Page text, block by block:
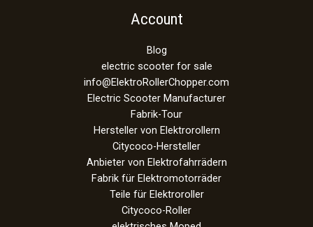
Account
Blog
electric scooter for sale
info@ElektroRollerChopper.com
Electric Scooter Manufacturer
Fabrik-Tour
Hersteller von Elektrorollern
Citycoco-Hersteller
Anbieter von Elektrofahrrädern
Fabrik für Elektromotorräder
Teile für Elektroroller
Citycoco-Roller